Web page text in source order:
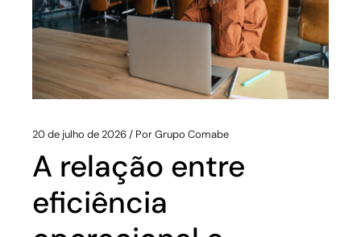
20 de julho de 2026 PorGrupo Comabe
A relação entre
eficiência